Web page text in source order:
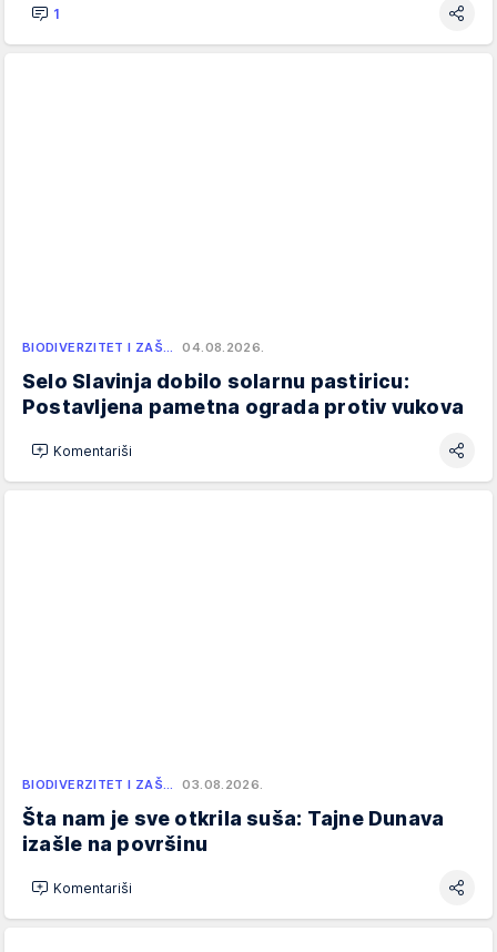
1
BIODIVERZITET I ZAŠ… 04.08.2026.
Selo Slavinja dobilo solarnu pastiricu:
Postavljena pametna ograda protiv vukova
Komentariši
BIODIVERZITET I ZAŠ… 03.08.2026.
Šta nam je sve otkrila suša: Tajne Dunava
izašle na površinu
Komentariši